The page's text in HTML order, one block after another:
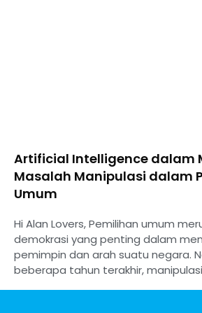
Artificial Intelligence dalam
Masalah Manipulasi dalam
Umum
Hi Alan Lovers, Pemilihan umum
demokrasi yang penting dalam
pemimpin dan arah suatu negara.
beberapa tahun terakhir,